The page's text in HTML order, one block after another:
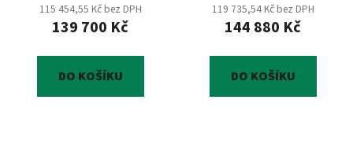
115 454,55 Kč bez DPH
139 700 Kč
DO KOŠÍKU
119 735,54 Kč bez DPH
144 880 Kč
DO KOŠÍKU